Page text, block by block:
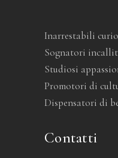
Inarrestabili
Sognatori
Studiosi
Promotori di
Dispensatori di
Contatti